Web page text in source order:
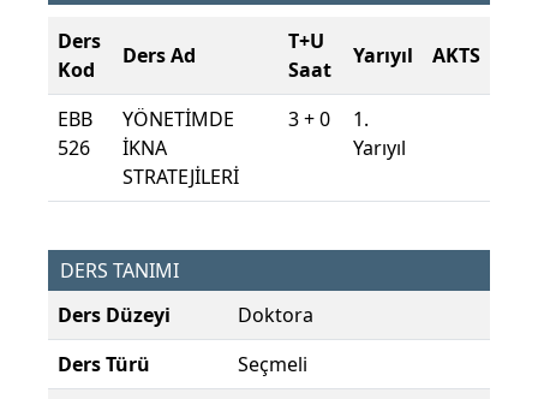
Ders
Kod
Ders Ad
T+U
Saat
Yarıyıl AKTS
EBB
526
YÖNETİMDE
İKNA
STRATEJİLERİ
3 + 0
1.
Yarıyıl
DERS TANIMI
Ders Düzeyi
Doktora
Ders Türü
Seçmeli